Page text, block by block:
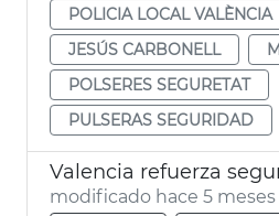
POLICIA LOCAL VALÈNCIA
JESÚS CARBONELL
POLSERES SEGURETAT
PULSERAS SEGURIDAD
modificado hace 5 meses